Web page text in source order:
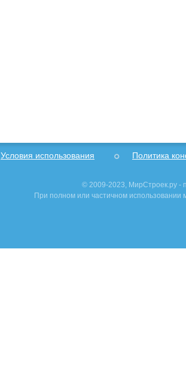
Условия использования Политика
© 2009-2023, МирСтроек.ру -
При полном или частичном использовании